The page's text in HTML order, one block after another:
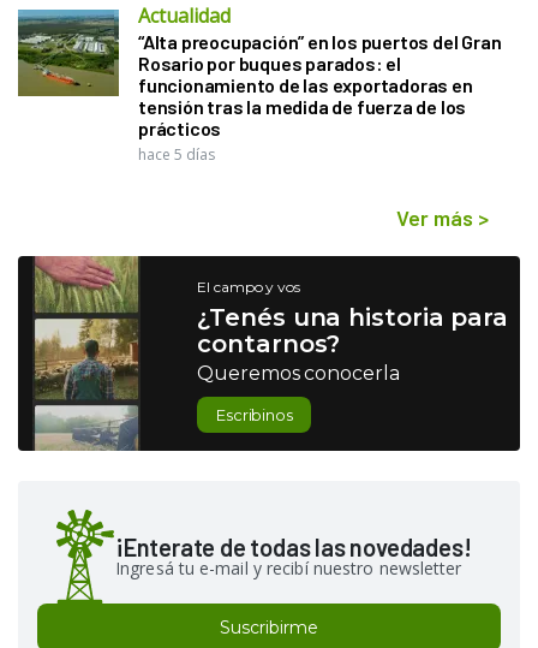
Actualidad
“Alta preocupación” en los puertos del Gran
Rosario por buques parados: el
funcionamiento de las exportadoras en
tensión tras la medida de fuerza de los
prácticos
hace 5 días
Ver más >
El campo y vos
¿Tenés una historia para
contarnos?
Queremos conocerla
Escribinos
¡Enterate de todas las novedades!
Ingresá tu e-mail y recibí nuestro newsletter
Suscribirme